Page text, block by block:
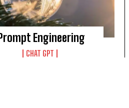
Engineering
CHAT GPT